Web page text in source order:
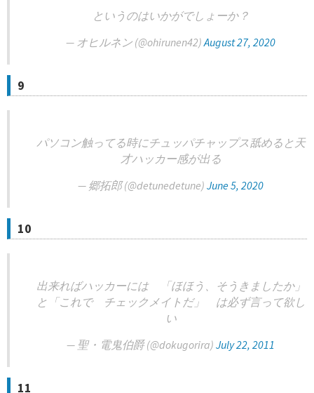
というのはいかがでしょーか？
— オヒルネン (@ohirunen42)August 27, 2020
9
パソコン触ってる時にチュッパチャップス舐めると天
才ハッカー感が出る
— 郷拓郎 (@detunedetune) June 5, 2020
10
出来ればハッカーには 「ほほう、そうきましたか」
と「これで チェックメイトだ」 は必ず言って欲し
い
— 聖・電鬼伯爵 (@dokugorira) July 22, 2011
11